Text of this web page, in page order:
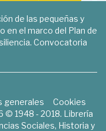
de las pequeñas y
en el marco del Plan de
Convocatoria
generales
Cookies
© 1948 - 2018. Librería
Sociales, Historia y